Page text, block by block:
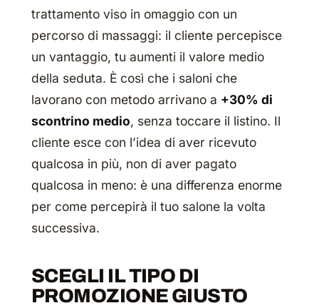
trattamento viso in omaggio con un
percorso di massaggi: il cliente percepisce
un vantaggio, tu aumenti il valore medio
della seduta. È così che i saloni che
lavorano con metodo arrivano a +30% di
scontrino medio, senza toccare il listino. Il
cliente esce con l’idea di aver ricevuto
qualcosa in più, non di aver pagato
qualcosa in meno: è una differenza enorme
per come percepirà il tuo salone la volta
successiva.
SCEGLI IL TIPO DI
PROMOZIONE GIUSTO